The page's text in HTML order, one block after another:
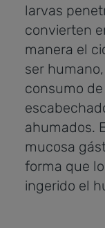
larvas
convierten
manera el
ser
consumo
ahumados.
mucosa
forma que
ingerido el